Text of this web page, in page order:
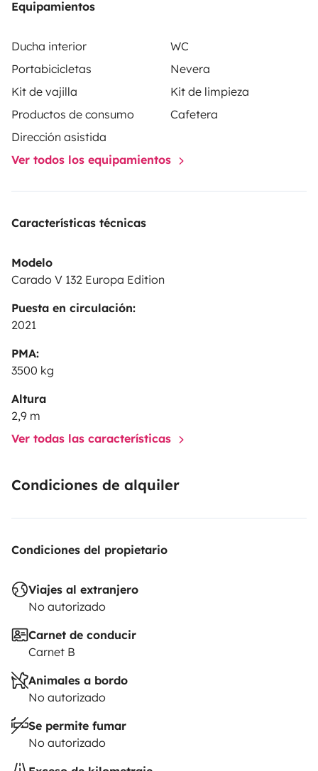
Porte vélo pour deux vélos électriques.Possibilité de
IMPORTANT : Nous ne le louons pas pour la montagne
l'hiver.
Equipamientos
Ducha interior
WC
Portabicicletas
Nevera
Kit de vajilla
Kit de limpieza
Productos de consumo
Cafetera
Dirección asistida
Ver todos los equipamientos
Características técnicas
Modelo
Carado V 132 Europa Edition
Puesta en circulación:
2021
PMA:
3500 kg
Altura
2,9 m
Ver todas las características
Condiciones de alquiler
Condiciones del propietario
Viajes al extranjero
No autorizado
Carnet de conducir
Carnet B
Animales a bordo
No autorizado
Se permite fumar
No autorizado